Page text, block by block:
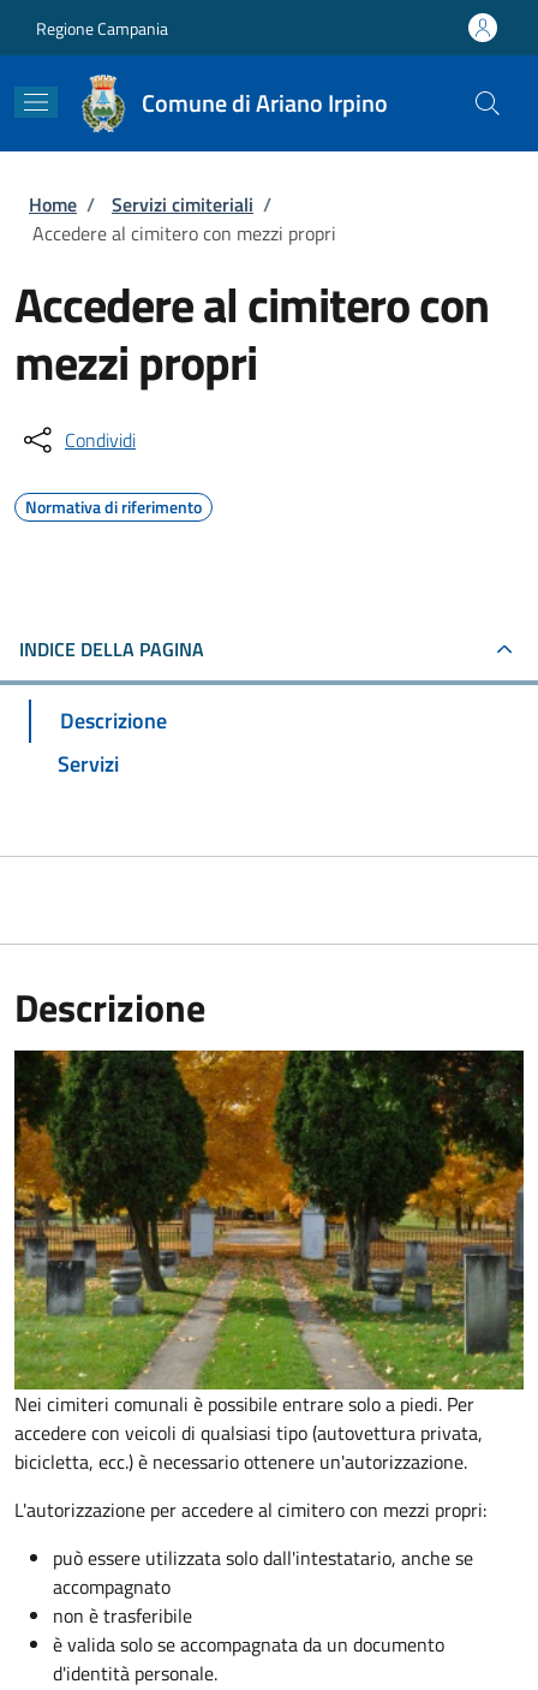
Regione Campania
Comune di Ariano Irpino
Briciole di pane
Home / Servizi cimiteriali /
Accedere al cimitero con mezzi propri
Accedere al cimitero con
mezzi propri
Condividi
Normativa di riferimento
INDICE DELLA PAGINA
Descrizione
Servizi
Descrizione
Nei cimiteri comunali è possibile entrare solo a piedi. Per
accedere con veicoli di qualsiasi tipo (autovettura privata,
bicicletta, ecc.) è necessario ottenere un'autorizzazione.
L'autorizzazione per accedere al cimitero con mezzi propri:
può essere utilizzata solo dall'intestatario, anche se
accompagnato
non è trasferibile
è valida solo se accompagnata da un documento
d'identità personale.